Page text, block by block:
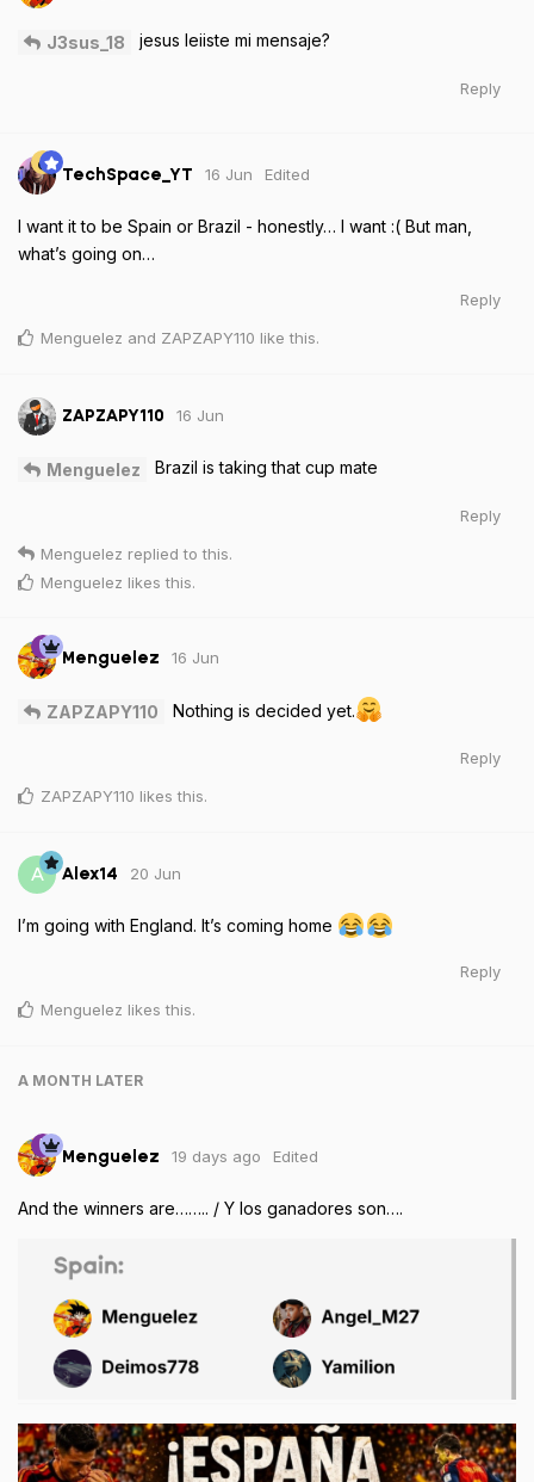
J3sus_18 jesus leiiste mi mensaje?
Reply
TechSpace_YT 16 Jun Edited
I want it to be Spain or Brazil - honestly… I want :( But man,
what’s going on…
Reply
Menguelez and ZAPZAPY110 like this.
ZAPZAPY110 16 Jun
Menguelez Brazil is taking that cup mate
Reply
Menguelez replied to this.
Menguelez likes this.
Menguelez 16 Jun
ZAPZAPY110 Nothing is decided yet.
Reply
ZAPZAPY110 likes this.
A Alex14 20 Jun
I’m going with England. It’s coming home
Reply
Menguelez likes this.
A MONTH LATER
Menguelez 19 days ago Edited
And the winners are…….. / Y los ganadores son….